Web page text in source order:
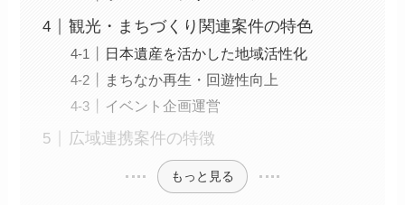
観光・まちづくり関連案件の特色
日本遺産を活かした地域活性化
まちなか再生・回遊性向上
イベント企画運営
広域連携案件の特徴
もっと見る